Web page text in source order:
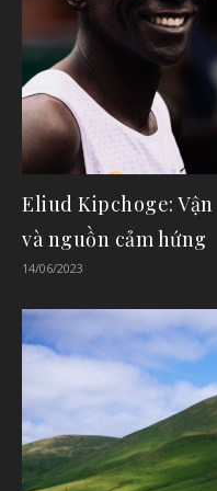
Eliud Kipchoge:
và nguồn cảm hứng
14/06/2023